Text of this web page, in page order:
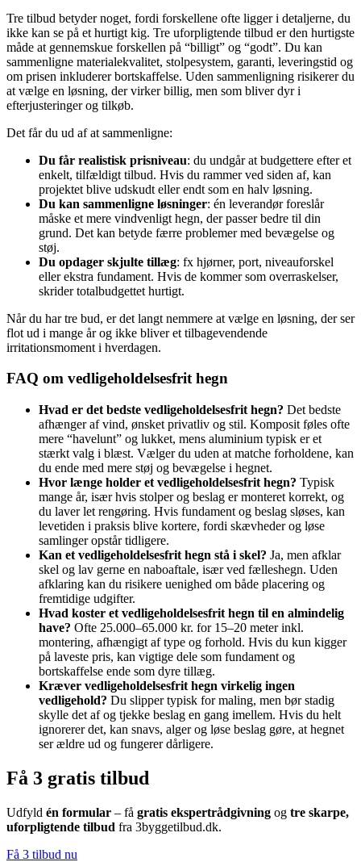
Tre tilbud betyder noget, fordi forskellene ofte ligger i detaljerne, du
ikke kan se på et hurtigt kig. Tre uforpligtende tilbud er den hurtigste
måde at gennemskue forskellen på “billigt” og “godt”. Du kan
sammenligne materialekvalitet, stolpesystem, garanti, leveringstid og
om prisen inkluderer bortskaffelse. Uden sammenligning risikerer du
at vælge en løsning, der virker billig, men som bliver dyr i
efterjusteringer og tilkøb.
Det får du ud af at sammenligne:
Du får realistisk prisniveau: du undgår at budgettere efter et
enkelt, tilfældigt tilbud. Hvis du rammer ved siden af, kan
projektet blive udskudt eller endt som en halv løsning.
Du kan sammenligne løsninger: én leverandør foreslår
måske et mere vindvenligt hegn, der passer bedre til din
grund. Det kan betyde færre problemer med bevægelse og
støj.
Du opdager skjulte tillæg: fx hjørner, port, niveauforskel
eller ekstra fundament. Hvis de kommer som overraskelser,
skrider totalbudgettet hurtigt.
Når du har tre bud, er det langt nemmere at vælge en løsning, der ser
flot ud i mange år og ikke bliver et tilbagevendende
irritationsmoment i hverdagen.
FAQ om vedligeholdelsesfrit hegn
Hvad er det bedste vedligeholdelsesfrit hegn? Det bedste
afhænger af vind, ønsket privatliv og stil. Komposit føles ofte
mere “havelunt” og lukket, mens aluminium typisk er et
stærkt valg i blæst. Vælger du uden at matche forholdene, kan
du ende med mere støj og bevægelse i hegnet.
Hvor længe holder et vedligeholdelsesfrit hegn? Typisk
mange år, især hvis stolper og beslag er monteret korrekt, og
du laver let rengøring. Hvis fundament og beslag sløses, kan
levetiden i praksis blive kortere, fordi skævheder og løse
samlinger opstår tidligere.
Kan et vedligeholdelsesfrit hegn stå i skel? Ja, men afklar
skel og lav gerne en naboaftale, især ved fælleshegn. Uden
afklaring kan du risikere uenighed om både placering og
fremtidige udgifter.
Hvad koster et vedligeholdelsesfrit hegn til en almindelig
have? Ofte 25.000–65.000 kr. for 15–20 meter inkl.
montering, afhængigt af type og forhold. Hvis du kun kigger
på laveste pris, kan vigtige dele som fundament og
bortskaffelse ende som dyre tillæg.
Kræver vedligeholdelsesfrit hegn virkelig ingen
vedligehold? Du slipper typisk for maling, men bør stadig
skylle det af og tjekke beslag en gang imellem. Hvis du helt
ignorerer det, kan snavs, alger og løse beslag gøre, at hegnet
ser ældre ud og fungerer dårligere.
Få 3 gratis tilbud
Udfyld én formular – få gratis ekspertrådgivning og tre skarpe,
uforpligtende tilbud fra 3byggetilbud.dk.
Få 3 tilbud nu